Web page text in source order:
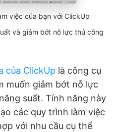
việc của bạn với ClickUp
và giảm bớt nỗ lực thủ công
của ClickUp là công cụ
muốn giảm bớt nỗ lực
suất. Tính năng này
các quy trình làm việc
với nhu cầu cụ thể